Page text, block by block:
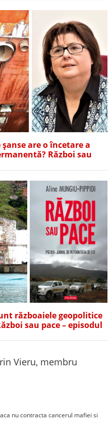
are o încetare a
Război sau
războaiele geopolitice
sau pace – episodul
Vieru, membru
nu contracta cancerul mafiei si